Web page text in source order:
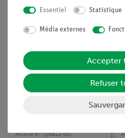
Article n° :36821-00
Essentiel Statistique
Média externes
Accepter
Refuser